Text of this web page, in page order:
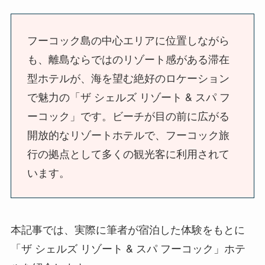
フーコック島の中心エリアに位置しながら
も、離島ならではのリゾート感がある滞在
型ホテルが、海を望む絶好のロケーション
で魅力の「ザ シェルズ リゾート & スパ フ
ーコック」です。ビーチが目の前に広がる
開放的なリゾートホテルで、フーコック旅
行の拠点として多くの観光客に利用されて
います。
本記事では、実際に筆者が宿泊した体験をもとに
「ザ シェルズ リゾート & スパ フーコック」ホテ